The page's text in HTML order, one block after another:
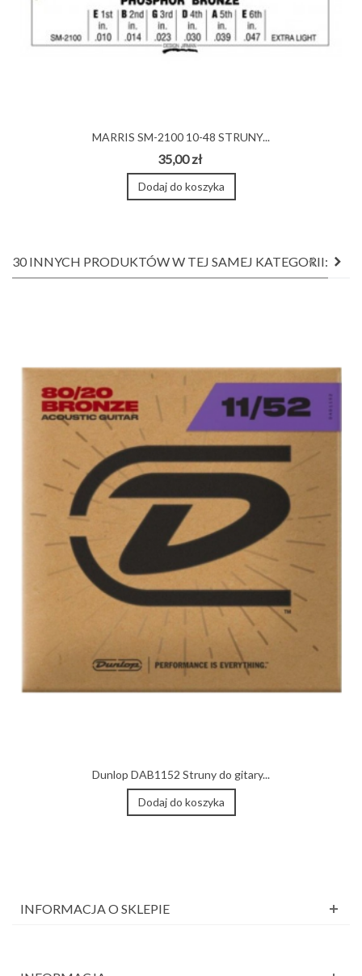
MARRIS SM-2100 10-48 STRUNY...
35,00 zł
Dodaj do koszyka
30 INNYCH PRODUKTÓW W TEJ SAMEJ KATEGORII:
Dunlop DAB1152 Struny do gitary...
Dodaj do koszyka
INFORMACJA O SKLEPIE